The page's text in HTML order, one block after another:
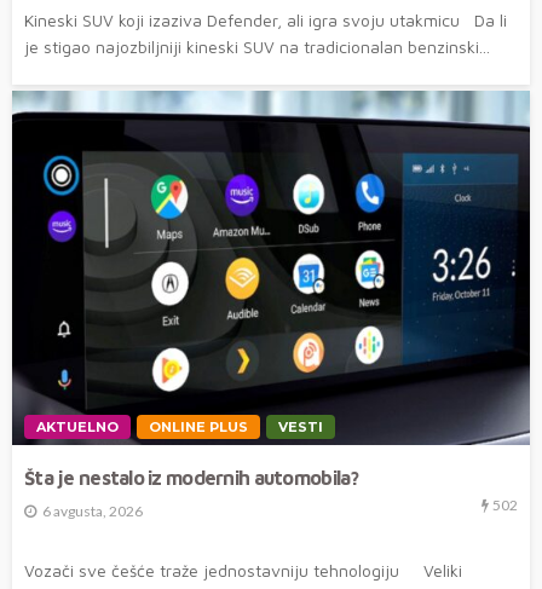
Kineski SUV koji izaziva Defender, ali igra svoju utakmicu Da li
je stigao najozbiljniji kineski SUV na tradicionalan benzinski...
AKTUELNO ONLINE PLUS VESTI
Šta je nestalo iz modernih automobila?
6 avgusta, 2026 502
Vozači sve češće traže jednostavniju tehnologiju Veliki